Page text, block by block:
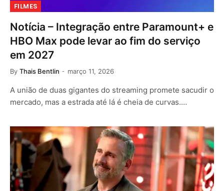
FILMES
Notícia – Integração entre Paramount+ e
HBO Max pode levar ao fim do serviço
em 2027
By Thais Bentlin março 11, 2026
A união de duas gigantes do streaming promete sacudir o
mercado, mas a estrada até lá é cheia de curvas.…